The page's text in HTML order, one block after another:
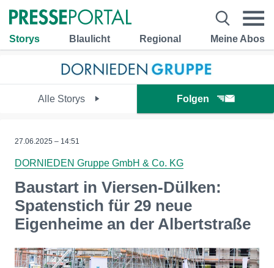
Storys Blaulicht Regional Meine Abos
Alle Storys Folgen
27.06.2025 – 14:51
DORNIEDEN Gruppe GmbH & Co. KG
Baustart in Viersen-Dülken:
Spatenstich für 29 neue
Eigenheime an der Albertstraße